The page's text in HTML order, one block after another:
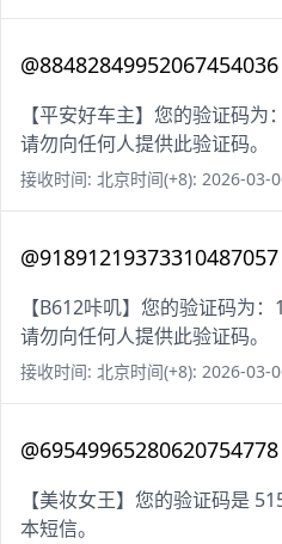
@88482849952067454036
【平安好车主】您的验证码为
请勿向任何人提供此验证码。
接收时间: 北京时间(+8): 2026-03-
@91891219373310487057
【B612咔叽】您的验证码为
请勿向任何人提供此验证码。
接收时间: 北京时间(+8): 2026-03-
@69549965280620754778
【美妆女王】您的验证码是
本短信。